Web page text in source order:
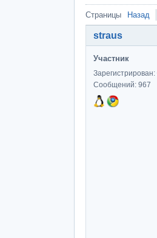
Страницы Назад
straus
Участник
Сообщений: 967